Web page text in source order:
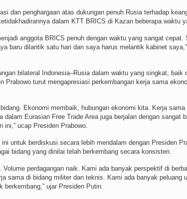
dan penghargaan atas dukungan penuh Rusia terhadap
dalam KTT BRICS di Kazan beberapa waktu
anggota BRICS penuh dengan waktu yang sangat cepat.
baru dilantik satu hari dan saya harus melantik kabinet
bilateral Indonesia–Rusia dalam waktu yang singkat, baik
Prabowo turut mengapresiasi perkembangan kerja sama
Ekonomi membaik, hubungan ekonomi kita. Kerja
Eurasian Free Trade Area juga berjalan dengan sangat
ini,” ucap Presiden Prabowo.
untuk berdiskusi secara lebih mendalam dengan Presiden
bidang yang dinilai telah berkembang secara konsisten.
perdagangan naik. Kami ada banyak perspektif di
sama di bidang militer dan teknis. Kami ada banyak peluang
ujar Presiden Putin.